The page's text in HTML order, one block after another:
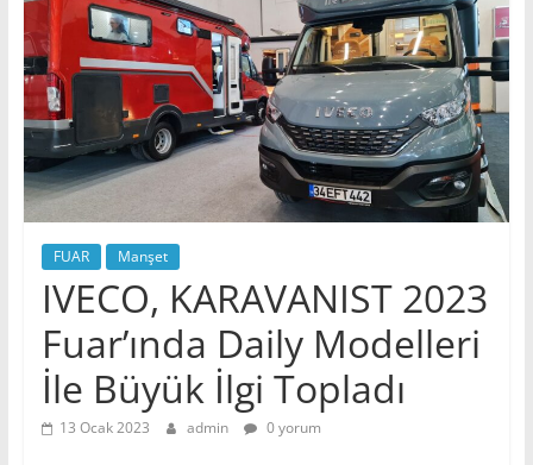
FUAR Manşet
IVECO, KARAVANIST 2023
Fuar’ında Daily Modelleri
İle Büyük İlgi Topladı
13 Ocak 2023 admin 0 yorum